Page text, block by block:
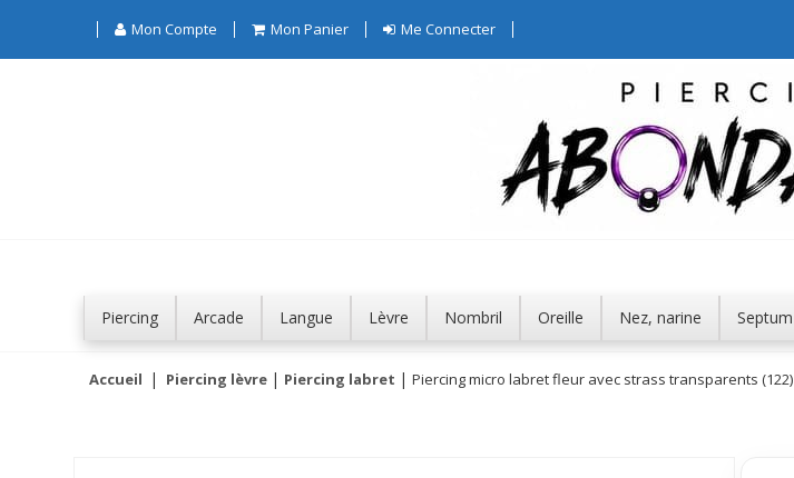
Mon Compte Mon Panier Me Connecter
Piercing Arcade Langue Lèvre Nombril Oreille Nez, narine Septum
Accueil Piercing lèvre Piercing labret Piercing micro labret fleur avec strass transparents (122)